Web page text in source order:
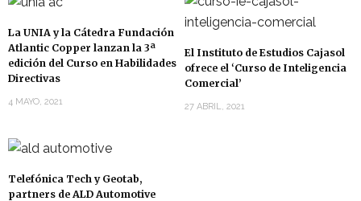
La UNIA y la Cátedra Fundación
Atlantic Copper lanzan la 3ª
edición del Curso en Habilidades
Directivas
4 MAYO, 2021
El Instituto de Estudios Cajasol
ofrece el ‘Curso de Inteligencia
Comercial’
27 ABRIL, 2021
Telefónica Tech y Geotab,
partners de ALD Automotive